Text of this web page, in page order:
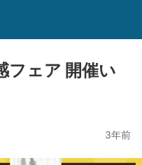
フェア 開催い
3年前